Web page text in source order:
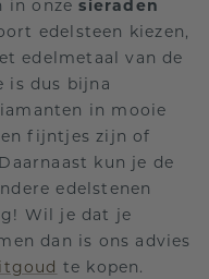
in onzesieraden
edelsteen kiezen,
edelmetaal van de
is dus bijna
in mooie
fijntjes zijn of
kun je de
edelstenen
Wil je dat je
dan is ons advies
te kopen.